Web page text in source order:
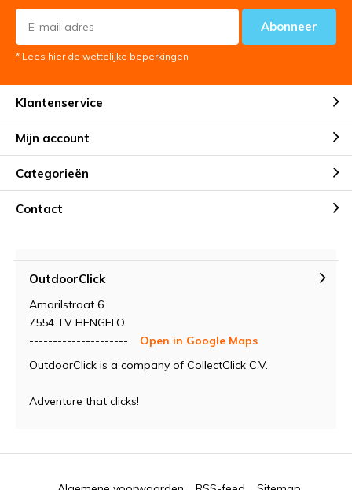
Abonneer
* Lees hier de wettelijke beperkingen
Klantenservice
Mijn account
Categorieën
Contact
OutdoorClick
Amarilstraat 6
7554 TV HENGELO
---------------------
Open in Google Maps
OutdoorClick is a company of CollectClick C.V.
Adventure that clicks!